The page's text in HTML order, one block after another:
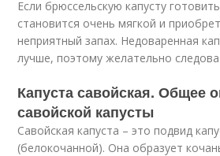
Если брюссельскую капусту
становится очень мягкой и
неприятный запах. Недоваренная
лучше, поэтому желательно
Капуста савойская. Общее
савойской капусты
Савойская капуста – это подвид
(белокочанной). Она образует